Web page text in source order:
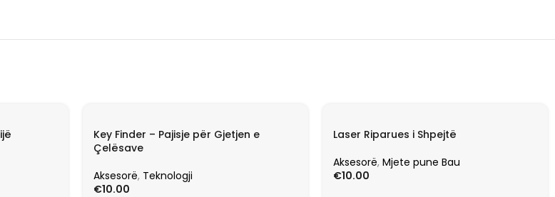
Key Finder – Pajisje për Gjetjen e
Çelësave
Aksesorë, Teknologji
€10.00
Laser Riparues i Shpejtë
Aksesorë, Mjete pune Bau
€10.00